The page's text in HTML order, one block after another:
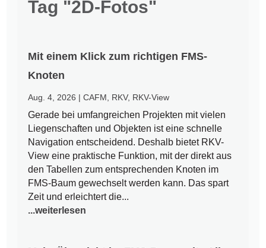
Tag "2D-Fotos"
Mit einem Klick zum richtigen FMS-
Knoten
Aug. 4, 2026 |CAFM RKV, RKV-View
Gerade bei umfangreichen Projekten mit vielen
Liegenschaften und Objekten ist eine schnelle
Navigation entscheidend. Deshalb bietet RKV-
View eine praktische Funktion, mit der direkt aus
den Tabellen zum entsprechenden Knoten im
FMS-Baum gewechselt werden kann. Das spart
Zeit und erleichtert die...
...weiterlesen